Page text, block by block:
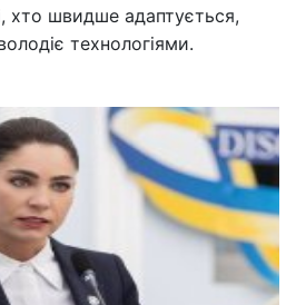
хто швидше адаптується,
технологіями.